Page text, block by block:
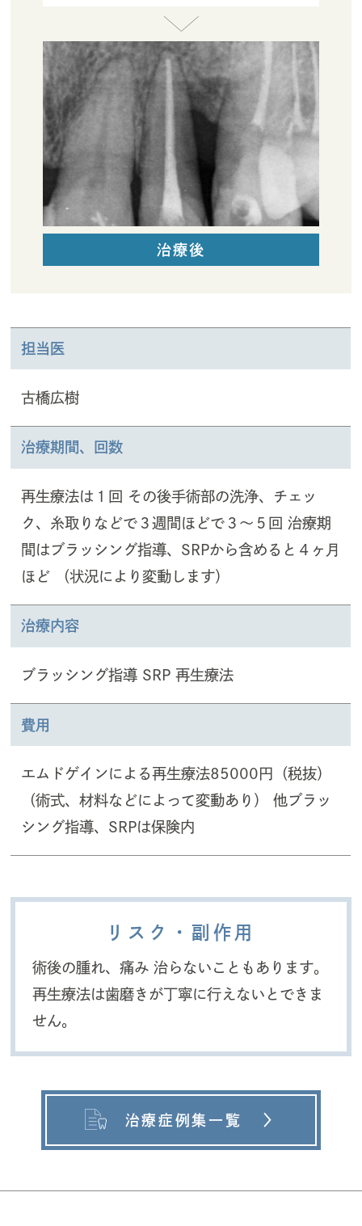
治療後
担当医
古橋広樹
治療期間、回数
再生療法は１回 その後手術部の洗浄、チェッ
ク、糸取りなどで３週間ほどで３〜５回 治療期
間はブラッシング指導、SRPから含めると４ヶ月
ほど （状況により変動します）
治療内容
ブラッシング指導 SRP 再生療法
費用
エムドゲインによる再生療法85000円（税抜）
（術式、材料などによって変動あり） 他ブラッ
シング指導、SRPは保険内
リスク・副作用
術後の腫れ、痛み 治らないこともあります。
再生療法は歯磨きが丁寧に行えないとできま
せん。
治療症例集一覧